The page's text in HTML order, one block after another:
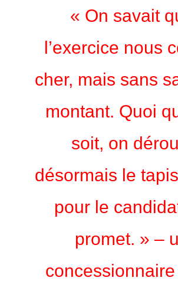
« On savait
l’exercice nous
cher, mais sans
montant. Quoi
soit, on
désormais le
pour le
promet. » –